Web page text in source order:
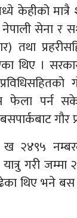
केहीको
सेना र
तथा
थिए ।
फेला पर्न
गौर
ख २४९५
गरी जम्मा
थिए भने